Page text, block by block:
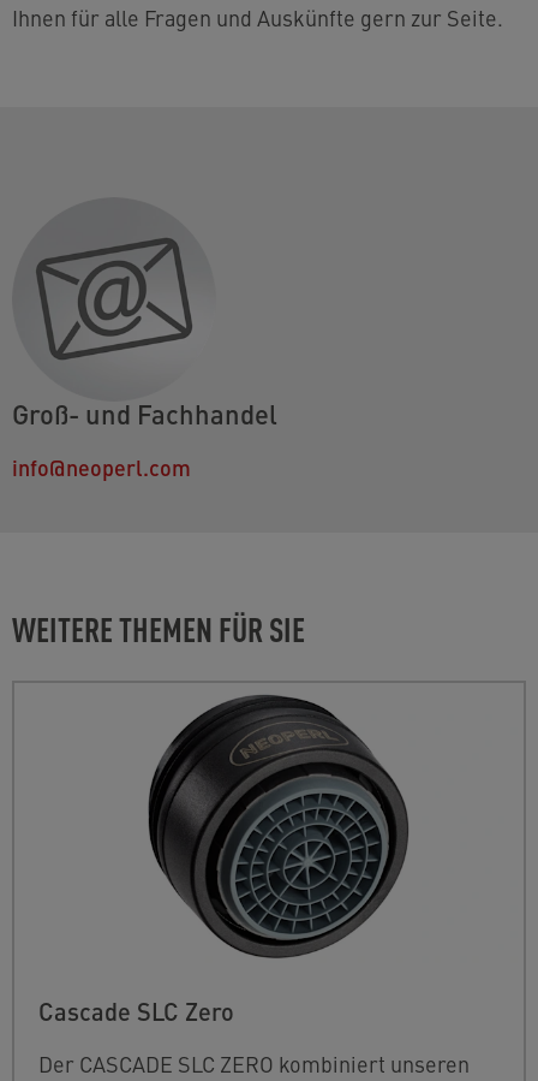
Ihnen für alle Fragen und Auskünfte gern zur Seite.
Groß- und Fachhandel
info@neoperl.com
WEITERE THEMEN FÜR SIE
Cascade SLC Zero
Der CASCADE SLC ZERO kombiniert unseren